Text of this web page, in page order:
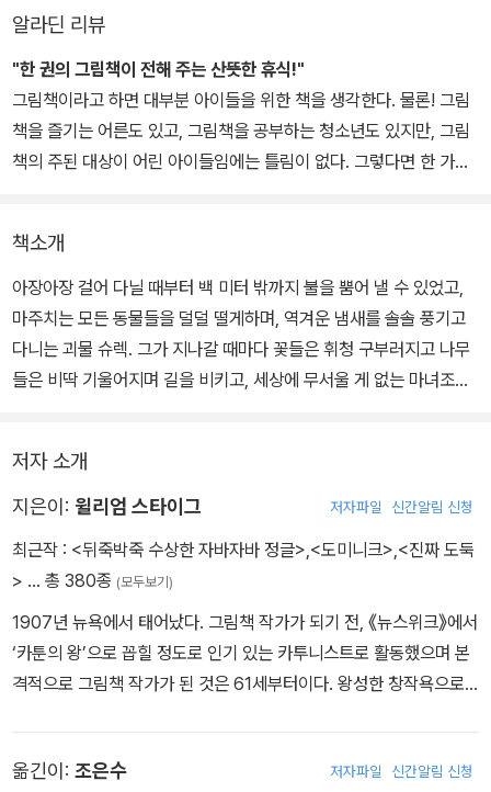
알라딘 리뷰
"한 권의 그림책이 전해 주는 산뜻한 휴식!"
그림책이라고 하면 대부분 아이들을 위한 책을 생각한다. 물론! 그림
책을 즐기는 어른도 있고, 그림책을 공부하는 청소년도 있지만, 그림
책의 주된 대상이 어린 아이들임에는 틀림이 없다. 그렇다면 한 가지
될 수도 없거니와 요약해서도 안 될 것이다. 하지만 한 가지만은 다시
한 번 생각해 보았으면 한다. 왜 많은 경우에 어른들은 어린이들이
(그림)책을 통해 '무엇을 배워야 한다'라고 생각할까? 너무나 바쁜 하
루, 산더미 같이 쌓인 일… 많은 사람들이 일상탈피의 한 방법으로 한
가로운 책 읽기를 시도한다. 그런데 아이들은? 우리 아이들도 그저
래, ~처럼 착하게 행동해야지'라는 이야기에 시달리지 않고 그냥 재
미있으니까 한 번 더 볼 수 있는 그런 권리 말이다. <슈렉!>은 그런 그
륭한 왕자로 변하는 기적을 보여주지도 않는다. 이런 결말은 약간은
당혹스럽다. '영원히 무시무시하게 살았대'라는 마지막 문장은 분명히
예상을 뒤엎는다. 그러나 왜 이런 결말에 당황스러워 해야 할까? 꼭
착한 사람이 상을 받고, 훌륭한 일을 하면 그 대가로 반드시 잘 생긴
사람으로 변해야 할까? 그냥 '옛날 옛날에 슈렉이라는 그런 우스운 괴
하는 방법은 정말 어이가 없을 정도이고, 슈렉과 공주가 만나 주고 받
책소개
아장아장 걸어 다닐 때부터 백 미터 밖까지 불을 뿜어 낼 수 있었고,
마주치는 모든 동물들을 덜덜 떨게하며, 역겨운 냄새를 솔솔 풍기고
다니는 괴물 슈렉. 그가 지나갈 때마다 꽃들은 휘청 구부러지고 나무
들은 비딱 기울어지며 길을 비키고, 세상에 무서울 게 없는 마녀조차
어느 날 슈렉의 엄마 아빠는 슈렉이 세상에 나가 제 몫의 나쁜 짓을 하
도록 해야겠다고 결정하고 슈렉을 뻥 차서 내보낸다. 슈렉은 마녀로
식(?)을 듣고 즐거워하며 공주가 사는 성을 찾아 떠난다. 자기가 메스
껍고, 구역질 나고, 두렵게 보일 때마다 점점 신나하면서 말이다.
슈렉은 자신이 가진 당당함으로 못생기고 역겨운 것을 장점으로 바꾸
어 내는 매력을 가진 괴물이다. 그가 가진 모든 단점에도 불구하고 이
를 살려 나가는데 온 힘을 쏟고 있다는 것이 또 하나의 이유일 것이다.
저자 소개
지은이: 윌리엄 스타이그 저자파일 신간알림 신청
최근작 : <뒤죽박죽 수상한 자바자바 정글>,<도미니크>,<진짜 도둑
> … 총 380종 (모두보기)
1907년 뉴욕에서 태어났다. 그림책 작가가 되기 전, 《뉴스위크》에서
‘카툰의 왕’으로 꼽힐 정도로 인기 있는 카투니스트로 활동했으며 본
격적으로 그림책 작가가 된 것은 61세부터이다. 왕성한 창작욕으로
실베스터와 요술 조약돌』, 『멋진 뼈다귀』로 미국도서관협회 주최 그
옮긴이: 조은수 저자파일 신간알림 신청